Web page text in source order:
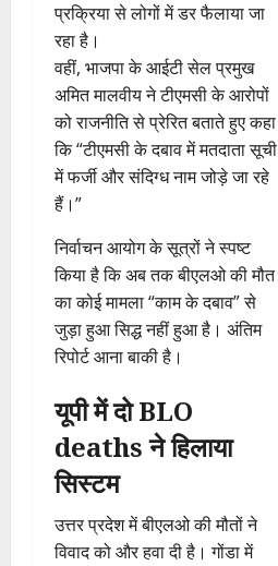
प्रक्रिया से लोगों में डर फैलाया जा
रहा है।
वहीं, भाजपा के आईटी सेल प्रमुख
अमित मालवीय ने टीएमसी के आरोपों
को राजनीति से प्रेरित बताते हुए कहा
कि “टीएमसी के दबाव में मतदाता सूची
में फर्जी और संदिग्ध नाम जोड़े जा रहे
हैं।”
निर्वाचन आयोग के सूत्रों ने स्पष्ट
किया है कि अब तक बीएलओ की मौत
का कोई मामला “काम के दबाव” से
जुड़ा हुआ सिद्ध नहीं हुआ है। अंतिम
रिपोर्ट आना बाकी है।
यूपी में दो BLO
deaths ने हिलाया
सिस्टम
उत्तर प्रदेश में बीएलओ की मौतों ने
विवाद को और हवा दी है। गोंडा में